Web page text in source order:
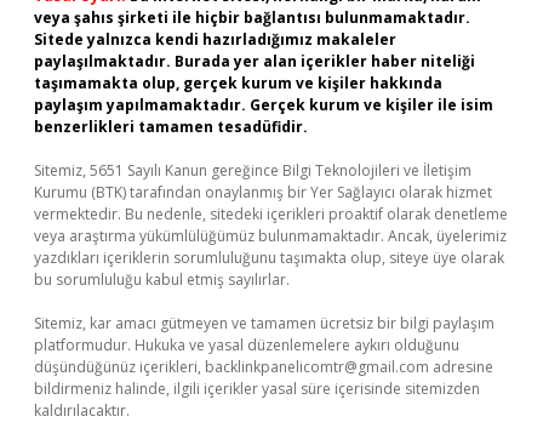
veya şahıs şirketi ile hiçbir bağlantısı bulunmamaktadır.
Sitede yalnızca kendi hazırladığımız makaleler
paylaşılmaktadır. Burada yer alan içerikler haber niteliği
taşımamakta olup, gerçek kurum ve kişiler hakkında
paylaşım yapılmamaktadır. Gerçek kurum ve kişiler ile isim
benzerlikleri tamamen tesadüfidir.
Sitemiz, 5651 Sayılı Kanun gereğince Bilgi Teknolojileri ve İletişim
Kurumu (BTK) tarafından onaylanmış bir Yer Sağlayıcı olarak hizmet
vermektedir. Bu nedenle, sitedeki içerikleri proaktif olarak denetleme
veya araştırma yükümlülüğümüz bulunmamaktadır. Ancak, üyelerimiz
yazdıkları içeriklerin sorumluluğunu taşımakta olup, siteye üye olarak
bu sorumluluğu kabul etmiş sayılırlar.
Sitemiz, kar amacı gütmeyen ve tamamen ücretsiz bir bilgi paylaşım
platformudur. Hukuka ve yasal düzenlemelere aykırı olduğunu
düşündüğünüz içerikleri, backlinkpanelicomtr@gmail.com adresine
bildirmeniz halinde, ilgili içerikler yasal süre içerisinde sitemizden
kaldırılacaktır.